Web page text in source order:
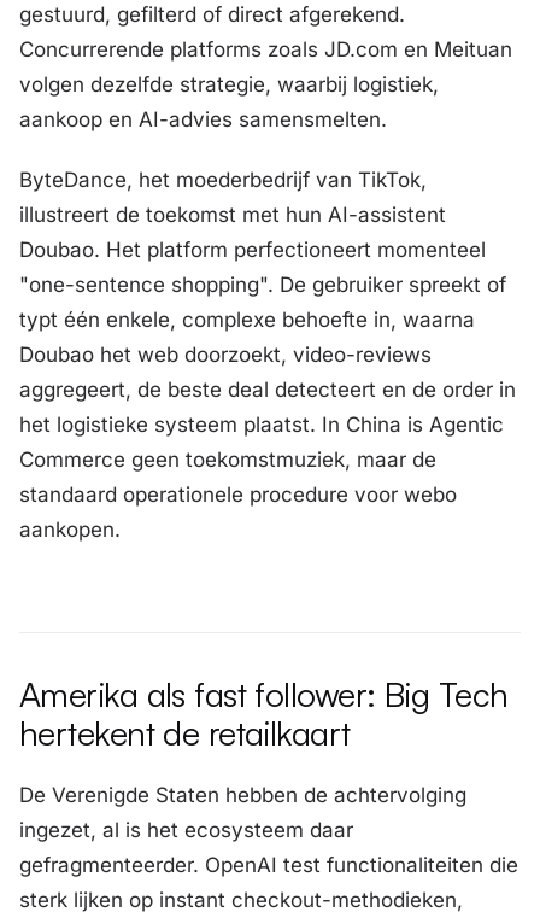
gestuurd, gefilterd of direct afgerekend.
Concurrerende platforms zoals JD.com en Meituan
volgen dezelfde strategie, waarbij logistiek,
aankoop en AI-advies samensmelten.
ByteDance, het moederbedrijf van TikTok,
illustreert de toekomst met hun AI-assistent
Doubao. Het platform perfectioneert momenteel
"one-sentence shopping". De gebruiker spreekt of
typt één enkele, complexe behoefte in, waarna
Doubao het web doorzoekt, video-reviews
aggregeert, de beste deal detecteert en de order in
het logistieke systeem plaatst. In China is Agentic
Commerce geen toekomstmuziek, maar de
standaard operationele procedure voor webo
aankopen.
Amerika als fast follower: Big Tech
hertekent de retailkaart
De Verenigde Staten hebben de achtervolging
ingezet, al is het ecosysteem daar
gefragmenteerder. OpenAI test functionaliteiten die
sterk lijken op instant checkout-methodieken,